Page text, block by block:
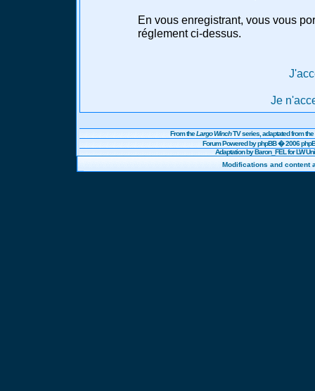
En vous enregistrant, vous vous
réglement ci-dessus.
Je
From theLargo WinchTV series, adaptated from
Forum Powered byphpBB� 2006
Adaptation by Baron_FEL for LW
Modifications and content